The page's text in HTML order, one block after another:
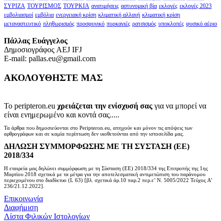
ΣΥΡΙΖΑ ΤΟΥΡΙΣΜΟΣ ΤΟΥΡΚΙΑ ανατιμήσεις αστυνομική βία εκλογές εκλογές 2023
εμβολιασμοί εμβόλια ενεργειακή κρίση κλιματική αλλαγή κλιματική κρίση
μεταναστευτικό πληθωρισμός προσφυγικό πυρκαγιές ρατσισμός υποκλοπές φυσικό αέριο
Πάλλας Ευάγγελος
Δημοσιογράφος AEJ ΙFJ
E-mail: pallas.eu@gmail.com
ΑΚΟΛΟΥΘΗΣΤΕ ΜΑΣ
Το peripteron.eu χρειάζεται την ενίσχυσή σας για να μπορεί να
είναι ενημερωμένο και κοντά σας.....
Τα άρθρα που δημοσιεύονται στο Peripteron.eu, απηχούν και μόνον τις απόψεις των
αρθρογράφων και σε καμία περίπτωση δεν υιοθετούνται από την ιστοσελίδα μας.
ΔΗΛΩΣΗ ΣΥΜΜΟΡΦΩΣΗΣ ΜΕ ΤΗ ΣΥΣΤΑΣΗ (ΕΕ)
2018/334
Η εταιρεία μας δηλώνει συμμόρφωση με τη Σύσταση (ΕΕ) 2018/334 της Επιτροπής της 1ης
Μαρτίου 2018 σχετικά με τα μέτρα για την αποτελεσματική αντιμετώπιση του παράνομου
περιεχομένου στο διαδίκτυο (L 63) [βλ. σχετικά άρ.10 παρ.2 περ.ε’ Ν. 5005/2022 Τεύχος A’
236/21.12.2022].
Επικοινωνία
Διαφήμιση
Λίστα Φιλικών Ιστολογίων